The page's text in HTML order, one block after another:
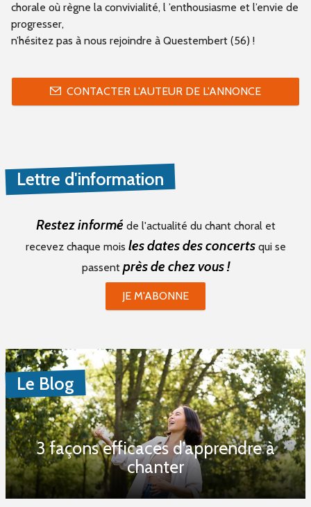
chorale où règne la convivialité, l ’enthousiasme et l’envie de
progresser,
n’hésitez pas à nous rejoindre à Questembert (56) !
CONTACTER L'AUTEUR DE L'ANNONCE
Lettre d'information
Restez informé de l'actualité du chant choral et
recevez chaque mois les dates des concertsqui se
passent près de chez vous !
JE M'ABONNE
Le Blog
3 façons efficaces d’apprendre à
chanter